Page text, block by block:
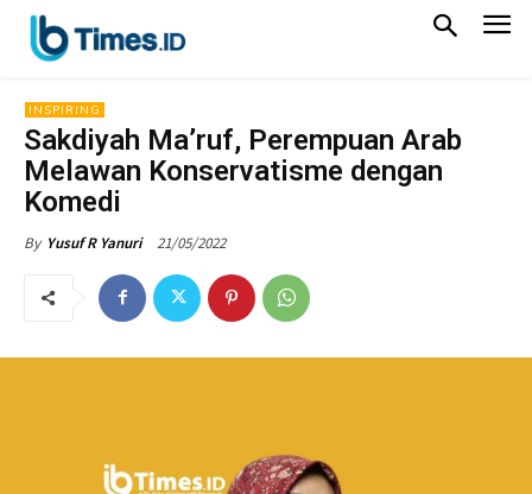
INSPIRING
Sakdiyah Ma’ruf, Perempuan Arab
Melawan Konservatisme dengan
Komedi
By Yusuf R Yanuri 21/05/2022